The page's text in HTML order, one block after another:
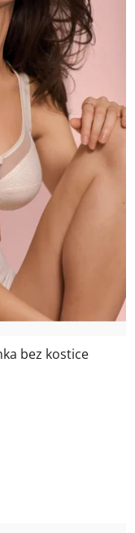
bez kostice